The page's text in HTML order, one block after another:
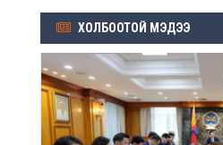
ХОЛБООТОЙ МЭДЭЭ